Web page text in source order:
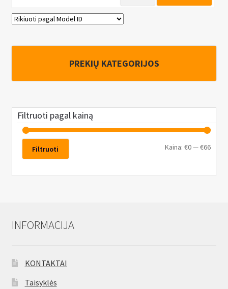
Elektrinis
vandens
maišytuvas,
PREKIŲ KATEGORIJOS
Filtruoti pagal kainą
Filtruoti Kaina:€0—€66
INFORMACIJA
KONTAKTAI
Taisyklės